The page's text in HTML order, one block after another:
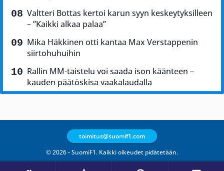
Valtteri Bottas kertoi karun syyn keskeytyksilleen
– ”Kaikki alkaa palaa”
Mika Häkkinen otti kantaa Max Verstappenin
siirtohuhuihin
Rallin MM-taistelu voi saada ison käänteen –
kauden päätöskisa vaakalaudalla
© 2026 - SuomiF1. Kaikki oikeudet pidätetään.
toimitus@suomif1.com